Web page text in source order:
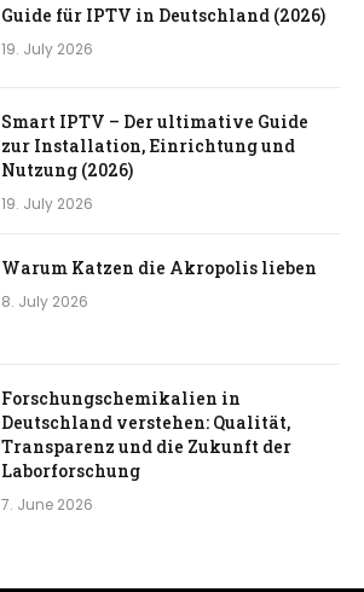
Guide für IPTV in Deutschland (2026)
19. July 2026
Smart IPTV – Der ultimative Guide
zur Installation, Einrichtung und
Nutzung (2026)
19. July 2026
Warum Katzen die Akropolis lieben
8. July 2026
Forschungschemikalien in
Deutschland verstehen: Qualität,
Transparenz und die Zukunft der
Laborforschung
7. June 2026